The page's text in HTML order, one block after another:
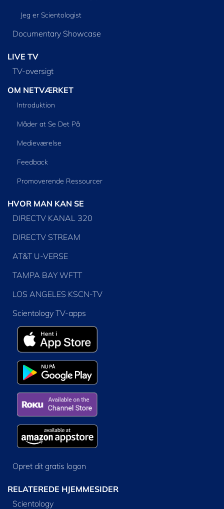
Jeg er Scientologist
Documentary Showcase
LIVE TV
TV-oversigt
OM NETVÆRKET
Introduktion
Måder at Se Det På
Medieværelse
Feedback
Promoverende Ressourcer
HVOR MAN KAN SE
DIRECTV KANAL 320
DIRECTV STREAM
AT&T U-VERSE
TAMPA BAY WFTT
LOS ANGELES KSCN-TV
Scientology TV-apps
Opret dit gratis logon
RELATEREDE HJEMMESIDER
Scientology